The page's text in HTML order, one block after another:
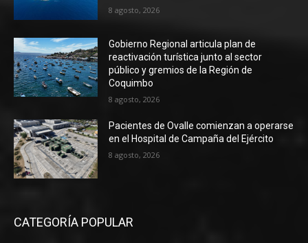
8 agosto, 2026
Gobierno Regional articula plan de
reactivación turística junto al sector
público y gremios de la Región de
Coquimbo
8 agosto, 2026
Pacientes de Ovalle comienzan a operarse
en el Hospital de Campaña del Ejército
8 agosto, 2026
CATEGORÍA POPULAR